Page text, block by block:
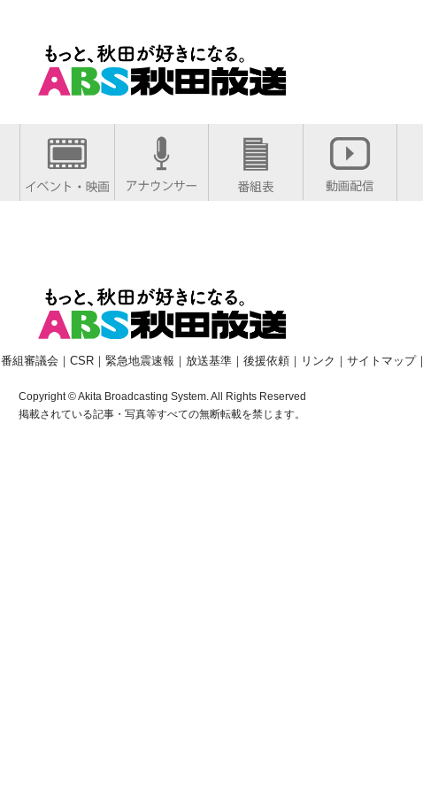
番組審議会 ｜ CSR｜ 緊急地震速報 ｜ 放送基準｜ 後援依頼｜ リンク ｜ サイトマップ｜
Copyright © Akita Broadcasting System. All Rights Reserved
掲載されている記事・写真等すべての無断転載を禁じます。